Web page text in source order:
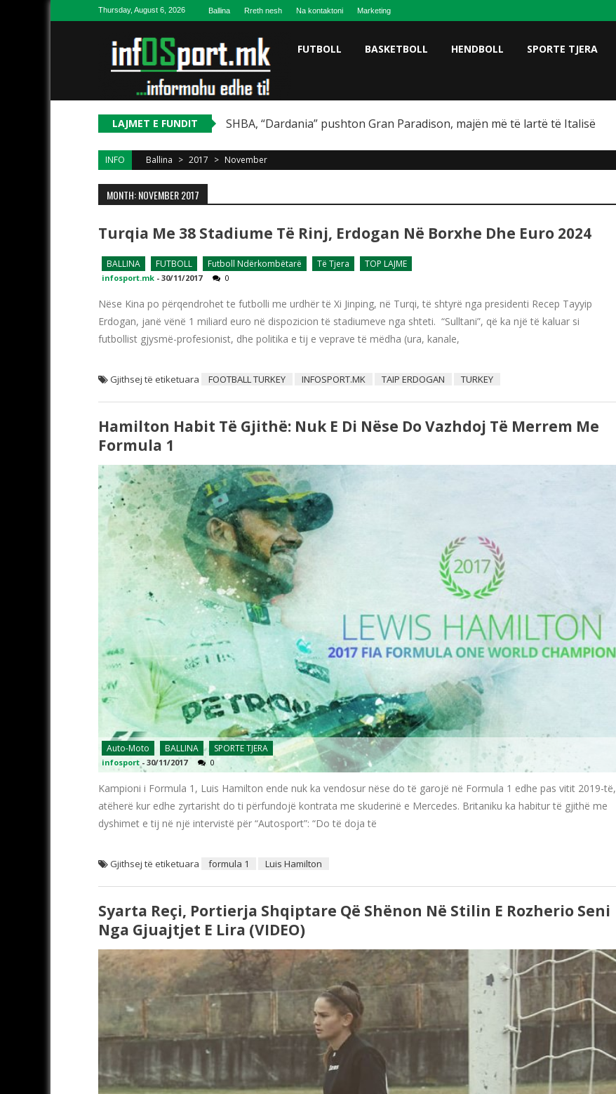
Skip to contentThursday, August 6, 2026 Ballina Rreth nesh Na kontaktoni Marketing
FUTBOLL BASKETBOLL HENDBOLL SPORTE TJERA
LAJMET E FUNDIT SHBA, “Dardania” pushton Gran Paradison, majën më të lartë të Italisë
INFO Ballina > 2017 > November
MONTH: NOVEMBER 2017
Turqia Me 38 Stadiume Të Rinj, Erdogan Në Borxhe Dhe Euro 2024
BALLINA FUTBOLL Futboll Ndërkombëtarë Të Tjera TOP LAJME
infosport.mk - 30/11/2017 0
Nëse Kina po përqendrohet te futbolli me urdhër të Xi Jinping, në Turqi, të shtyrë nga presidenti Recep Tayyip
Erdogan, janë vënë 1 miliard euro në dispozicion të stadiumeve nga shteti. “Sulltani”, që ka një të kaluar si
futbollist gjysmë-profesionist, dhe politika e tij e veprave të mëdha (ura, kanale,
Gjithsej të etiketuara FOOTBALL TURKEY INFOSPORT.MK TAIP ERDOGAN TURKEY
Hamilton Habit Të Gjithë: Nuk E Di Nëse Do Vazhdoj Të Merrem Me
Formula 1
Auto-Moto BALLINA SPORTE TJERA
infosport - 30/11/2017 0
Kampioni i Formula 1, Luis Hamilton ende nuk ka vendosur nëse do të garojë në Formula 1 edhe pas vitit 2019-të,
atëherë kur edhe zyrtarisht do ti përfundojë kontrata me skuderinë e Mercedes. Britaniku ka habitur të gjithë me
dyshimet e tij në një intervistë për “Autosport”: “Do të doja të
Gjithsej të etiketuara formula 1 Luis Hamilton
Syarta Reçi, Portierja Shqiptare Që Shënon Në Stilin E Rozherio Seni
Nga Gjuajtjet E Lira (VIDEO)